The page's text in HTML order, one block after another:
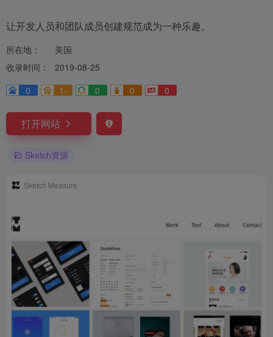
让开发人员和团队成员创建规范成为一种乐趣。
所在地：
美国
收录时间：
2019-08-25
0
1- 0 0 0
打开网站
Sketch资源
Sketch Measure